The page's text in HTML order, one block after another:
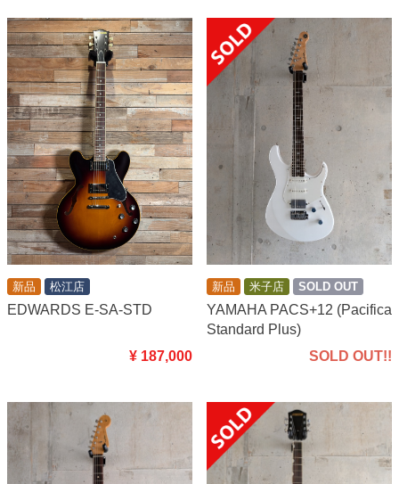
新品 松江店
EDWARDS E-SA-STD
¥ 187,000
新品 米子店 SOLD OUT
YAMAHA PACS+12 (Pacifica
Standard Plus)
SOLD OUT!!